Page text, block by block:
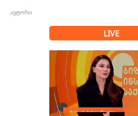
ავტორი
LIVE